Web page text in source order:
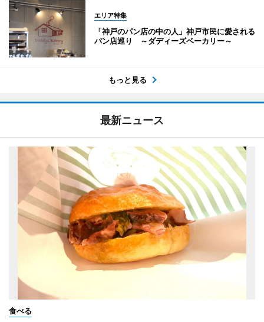
エリア特集
「神戸のパン店の中の人」神戸市民に愛される
パン店巡り ～ダディーズベーカリー～
もっと見る
最新ニュース
食べる